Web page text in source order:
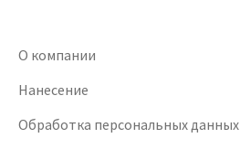
О компании
Нанесение
Обработка персональных данных